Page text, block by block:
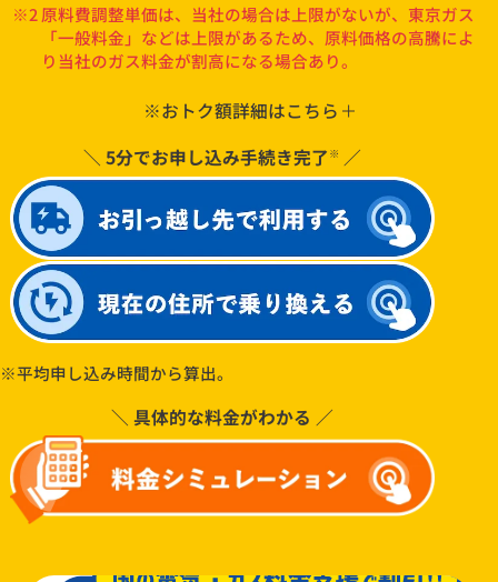
※2 原料費調整単価は、当社の場合は上限がないが、東京ガス
「一般料金」などは上限があるため、原料価格の高騰によ
り当社のガス料金が割高になる場合あり。
①おトク額は、4人家族のモデル使用量（電気40A 500kWh/
ガス「一般料金」の適用単価とCDエナジー「ファミリーでん
き」「ベーシックガス」の料金を比較し、算定。
②セット割、消費税相当額を含み、燃料費・原料費調整額およ
び再生可能エネルギー発電補足賦課金を含まない金額の比
較。100円未満切り捨て。
③実際は電気・ガス料金には毎月燃料費・原料費調整額を加減
算。使用状況によりお得額は変動。
※おトク額詳細はこちら
＼ 5分でお申し込み手続き完了 ※ ／
※平均申し込み時間から算出。
＼ 具体的な料金がわかる ／